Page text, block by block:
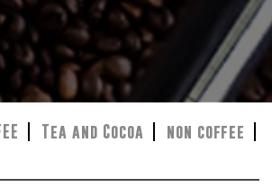
Tea and Cocoa non coffee